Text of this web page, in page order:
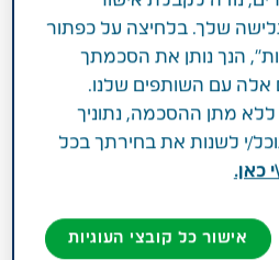
המרכזית
הפרעות פניקה; חרדה
שלך. בלחיצה על כפתור
הנך נותן את הסכמתך
אלה עם השותפים שלנו.
ללא מתן ההסכמה, נתוניך
י לשנות את בחירתך בכל
כאן.
אישור כל קובצי העוגיות